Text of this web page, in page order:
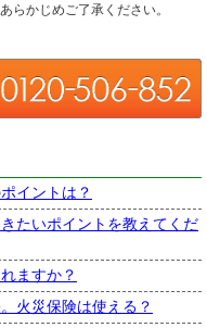
らかじめご了承ください。
イントは？
たいポイントを教えてくだ
ますか？
火災保険は使える？